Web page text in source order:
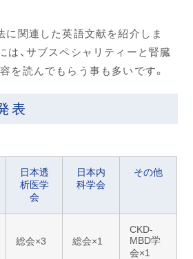
に関連した英語文献を紹介しま
は、サブスペシャリティーと腎臓
を読んでもらう事も多いです。
表
日本透
析医学
会
日本内
科学会
その他
総会×3 総会×1
CKD-
MBD学
会×1